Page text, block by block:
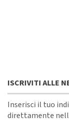
ISCRIVITI ALLE
Inserisci il tuo
direttamente